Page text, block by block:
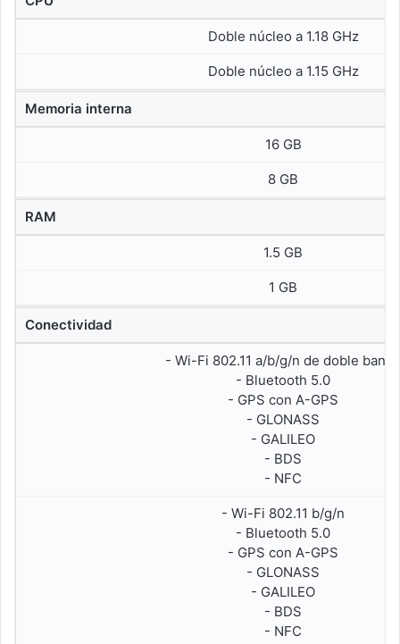
Doble núcleo a 1.18 GHz
Doble núcleo a 1.15 GHz
Memoria interna
16 GB
8 GB
RAM
1.5 GB
1 GB
Conectividad
- Wi-Fi 802.11 a/b/g/n de doble banda
- Bluetooth 5.0
- GPS con A-GPS
- GLONASS
- GALILEO
- BDS
- NFC
- Wi-Fi 802.11 b/g/n
- Bluetooth 5.0
- GPS con A-GPS
- GLONASS
- GALILEO
- BDS
- NFC